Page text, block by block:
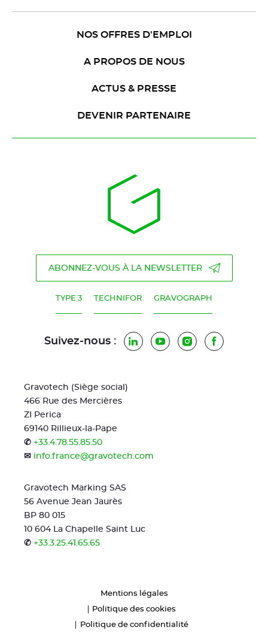
NOS OFFRES D'EMPLOI
A PROPOS DE NOUS
ACTUS & PRESSE
DEVENIR PARTENAIRE
ABONNEZ-VOUS À LA NEWSLETTER
TYPE 3 TECHNIFOR GRAVOGRAPH
Suivez-nous : LinkedInYouTubeInstagramFacebook
Gravotech (Siège social)
466 Rue des Mercières
ZI Perica
69140 Rillieux-la-Pape
✆ +33.4.78.55.85.50
✉ info.france@gravotech.com
Gravotech Marking SAS
56 Avenue Jean Jaurès
BP 80 015
10 604 La Chapelle Saint Luc
✆ +33.3.25.41.65.65
Mentions légales
Politique des cookies
Politique de confidentialité